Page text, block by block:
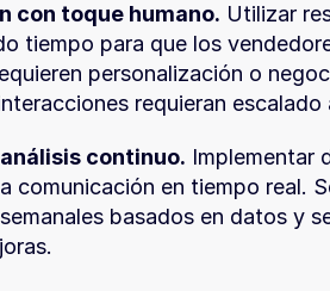
con toque humano. Utilizar
tiempo para que los
personalización o
requieran escalado
continuo. Implementar
comunicación en tiempo real.
basados en datos y